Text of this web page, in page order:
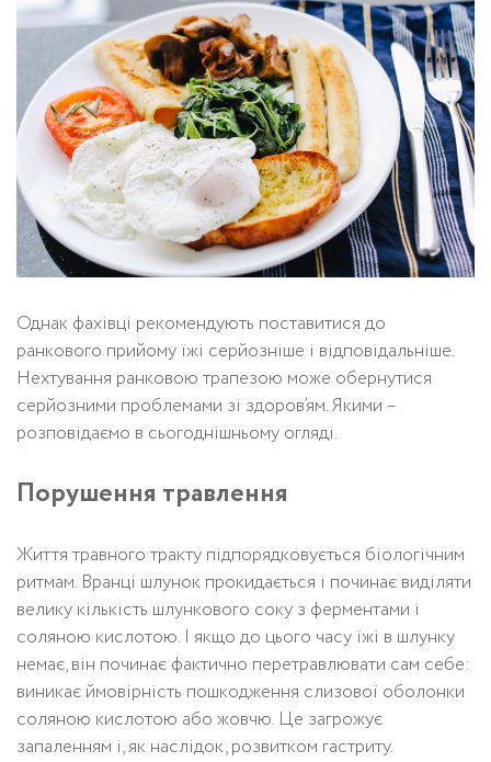
Однак фахівці рекомендують поставитися до
ранкового прийому їжі серйозніше і відповідальніше.
Нехтування ранковою трапезою може обернутися
серйозними проблемами зі здоров’ям. Якими –
розповідаємо в сьогоднішньому огляді.
Порушення травлення
Життя травного тракту підпорядковується біологічним
ритмам. Вранці шлунок прокидається і починає виділяти
велику кількість шлункового соку з ферментами і
соляною кислотою. І якщо до цього часу їжі в шлунку
немає, він починає фактично перетравлювати сам себе:
виникає ймовірність пошкодження слизової оболонки
соляною кислотою або жовчю. Це загрожує
запаленням і, як наслідок, розвитком гастриту.